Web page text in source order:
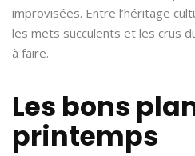
improvisées. Entre l’héritage
les mets succulents et les crus
à faire.
Les bons
printemps